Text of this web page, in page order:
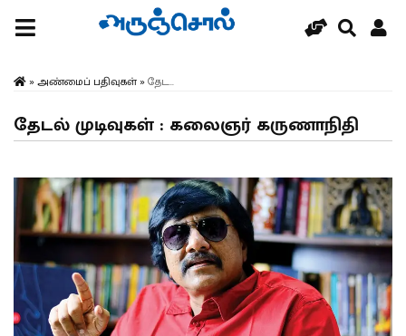
» அண்மைப் பதிவுகள்» தேட...
தேடல் முடிவுகள் : கலைஞர் கருணாநிதி